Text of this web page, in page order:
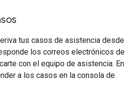
tus casos de asistencia desde
los correos electrónicos de
con el equipo de asistencia. En
a los casos en la consola de